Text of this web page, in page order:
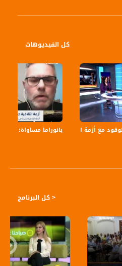
كل الفيديوهات
بانوراما مساواة: أزمة مع أزمة الغلاء
< كل البرنامج